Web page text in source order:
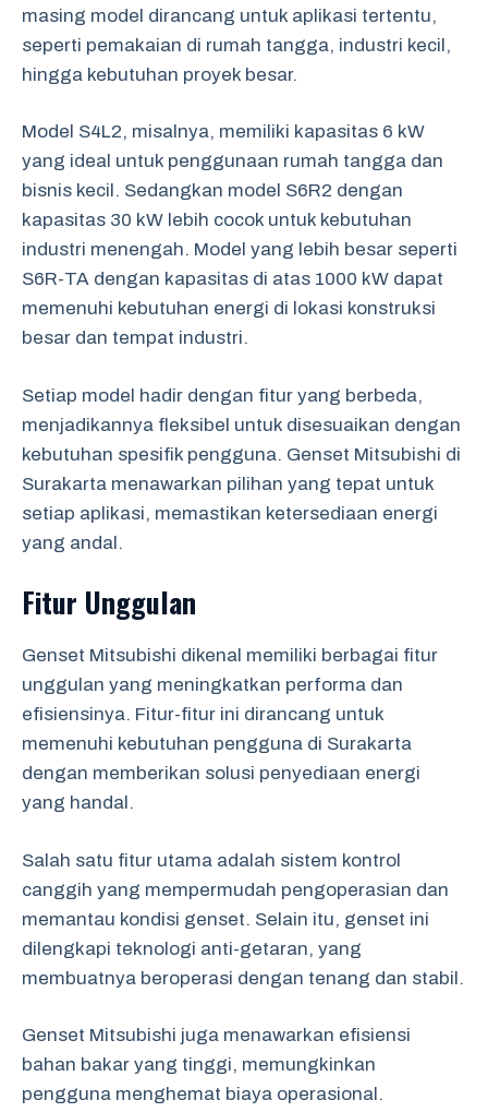
masing model dirancang untuk aplikasi tertentu,
seperti pemakaian di rumah tangga, industri kecil,
hingga kebutuhan proyek besar.
Model S4L2, misalnya, memiliki kapasitas 6 kW
yang ideal untuk penggunaan rumah tangga dan
bisnis kecil. Sedangkan model S6R2 dengan
kapasitas 30 kW lebih cocok untuk kebutuhan
industri menengah. Model yang lebih besar seperti
S6R-TA dengan kapasitas di atas 1000 kW dapat
memenuhi kebutuhan energi di lokasi konstruksi
besar dan tempat industri.
Setiap model hadir dengan fitur yang berbeda,
menjadikannya fleksibel untuk disesuaikan dengan
kebutuhan spesifik pengguna. Genset Mitsubishi di
Surakarta menawarkan pilihan yang tepat untuk
setiap aplikasi, memastikan ketersediaan energi
yang andal.
Fitur Unggulan
Genset Mitsubishi dikenal memiliki berbagai fitur
unggulan yang meningkatkan performa dan
efisiensinya. Fitur-fitur ini dirancang untuk
memenuhi kebutuhan pengguna di Surakarta
dengan memberikan solusi penyediaan energi
yang handal.
Salah satu fitur utama adalah sistem kontrol
canggih yang mempermudah pengoperasian dan
memantau kondisi genset. Selain itu, genset ini
dilengkapi teknologi anti-getaran, yang
membuatnya beroperasi dengan tenang dan stabil.
Genset Mitsubishi juga menawarkan efisiensi
bahan bakar yang tinggi, memungkinkan
pengguna menghemat biaya operasional.